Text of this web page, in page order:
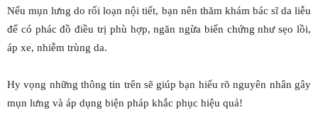
Nếu mụn lưng do rối loạn nội tiết, bạn nên thăm khám bác sĩ da liễu
để có phác đồ điều trị phù hợp, ngăn ngừa biến chứng như sẹo lồi,
áp xe, nhiễm trùng da.
Hy vọng những thông tin trên sẽ giúp bạn hiểu rõ nguyên nhân gây
mụn lưng và áp dụng biện pháp khắc phục hiệu quả!